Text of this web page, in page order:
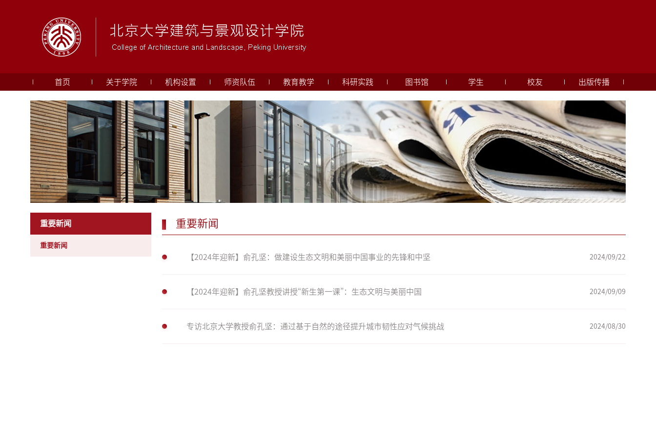
首页 关于学院 机构设置 师资队伍 教育教学 科研实践 图书馆 学生 校友 出版传播
重要新闻
重要新闻
重要新闻
【2024年迎新】俞孔坚：做建设生态文明和美丽中国事业的先锋和中坚 2024/09/22
【2024年迎新】俞孔坚教授讲授“新生第一课”：生态文明与美丽中国 2024/09/09
专访北京大学教授俞孔坚：通过基于自然的途径提升城市韧性应对气候挑战 2024/08/30